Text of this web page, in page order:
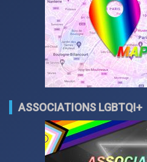
ASSOCIATIONS LGBTQI+